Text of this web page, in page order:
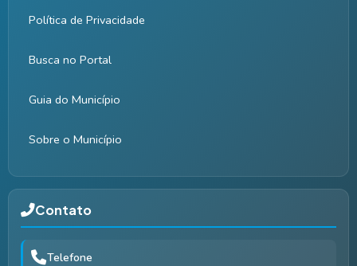
Política de Privacidade
Busca no Portal
Guia do Município
Sobre o Município
Contato
Telefone